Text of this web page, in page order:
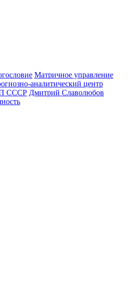
Матричное управление
аналитический центр
СССР Дмитрий Славолюбов